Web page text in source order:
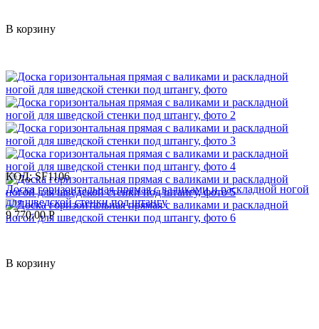
В корзину
КОД: SF1106
Доска горизонтальная прямая с валиками и раскладной ногой
для шведской стенки под штангу
9 770.00 Р
В корзину